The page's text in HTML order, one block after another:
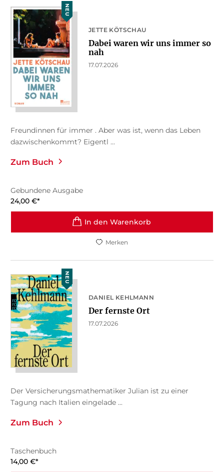
NEU
JETTE KÖTSCHAU
Dabei waren wir uns immer so
nah
17.07.2026
Freundinnen für immer . Aber was ist, wenn das Leben
dazwischenkommt? Eigentl ...
Zum Buch
Gebundene Ausgabe
24,00 €*
In den Warenkorb
Merken
NEU
DANIEL KEHLMANN
Der fernste Ort
17.07.2026
Der Versicherungsmathematiker Julian ist zu einer
Tagung nach Italien eingelade ...
Zum Buch
Taschenbuch
14,00 €*